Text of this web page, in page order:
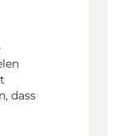
dass